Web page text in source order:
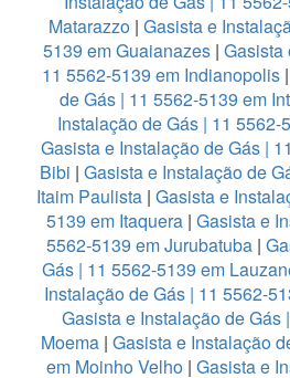
Matarazzo | Gasista e
5139 em Guaianazes| Gasista
11 5562-5139 em Indianopolis |
de Gás | 11 5562-5139 em
Instalação de Gás | 11 5562-
Gasista e Instalação de Gás |
Bibi | Gasista e Instalação de
Itaim Paulista | Gasista e
5139 em Itaquera| Gasista e
5562-5139 em Jurubatuba|
Gás | 11 5562-5139 em
Instalação de Gás | 11 5562-
Gasista e Instalação de Gás
Moema| Gasista e Instalação
em Moinho Velho | Gasista e